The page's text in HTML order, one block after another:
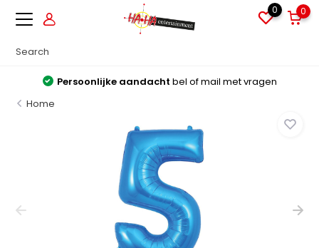
0 0
Persoonlijke aandacht bel of mail met vragen
Home